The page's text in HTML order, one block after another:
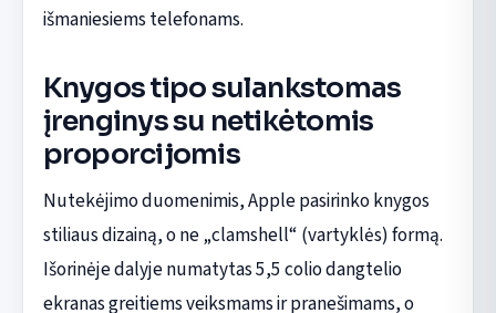
išmaniesiems telefonams.
Knygos tipo sulankstomas
įrenginys su netikėtomis
proporcijomis
Nutekėjimo duomenimis, Apple pasirinko knygos
stiliaus dizainą, o ne „clamshell“ (vartyklės) formą.
Išorinėje dalyje numatytas 5,5 colio dangtelio
ekranas greitiems veiksmams ir pranešimams, o